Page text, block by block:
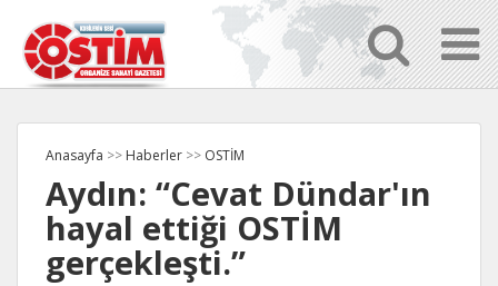
Anasayfa >> Haberler >> OSTİM
Aydın: “Cevat Dündar'ın
hayal ettiği OSTİM
gerçekleşti.”